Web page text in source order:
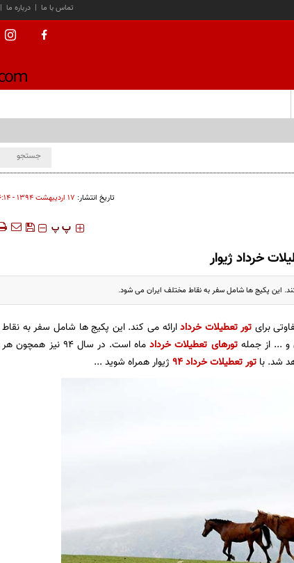
| درباره ما | تماس با ما
تاریخ انتشار: ۱۷ ارديبهشت ۱۳۹۴ - ۱۶:۱۴
‍‍‍ پ پ
خرداد ژیوار
کند. این پکیج ها شامل سفر به نقاط مختلف ایران می شود.
برای تور تعطیلات خردادارائه می کند. این پکیج ها شامل سفر به نقاط
و ... از جملهتورهای تعطیلات خرداد
ماه است. در سال 94 نیز همچون هر
شد. با تور تعطیلات خرداد 94 ژیوار همراه شوید ...